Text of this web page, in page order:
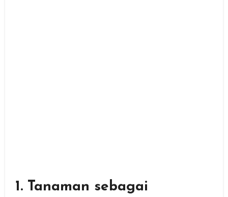
1. Tanaman sebagai